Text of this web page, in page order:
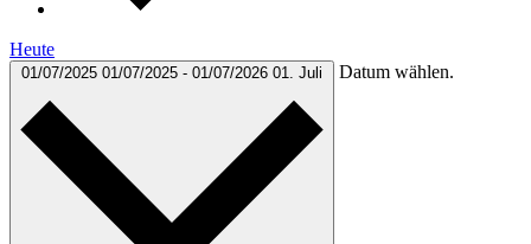
Heute
01/07/2025 01/07/2025 - 01/07/2026 01. Juli Datum wählen.